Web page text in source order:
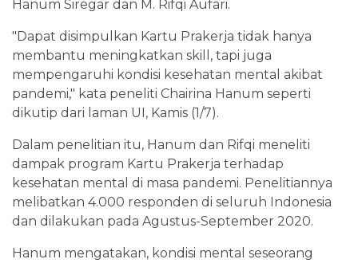
Hanum Siregar dan M. Rifqi Aufari.
"Dapat disimpulkan Kartu Prakerja tidak hanya
membantu meningkatkan skill, tapi juga
mempengaruhi kondisi kesehatan mental akibat
pandemi," kata peneliti Chairina Hanum seperti
dikutip dari laman UI, Kamis (1/7).
Dalam penelitian itu, Hanum dan Rifqi meneliti
dampak program Kartu Prakerja terhadap
kesehatan mental di masa pandemi. Penelitiannya
melibatkan 4.000 responden di seluruh Indonesia
dan dilakukan pada Agustus-September 2020.
Hanum mengatakan, kondisi mental seseorang